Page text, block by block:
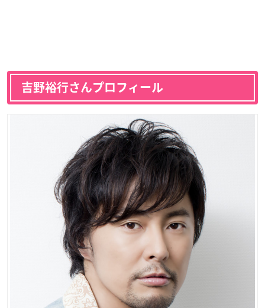
吉野裕行さんプロフィール